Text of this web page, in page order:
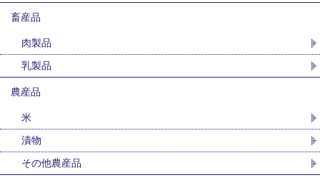
畜産品
肉製品
乳製品
農産品
米
漬物
その他農産品